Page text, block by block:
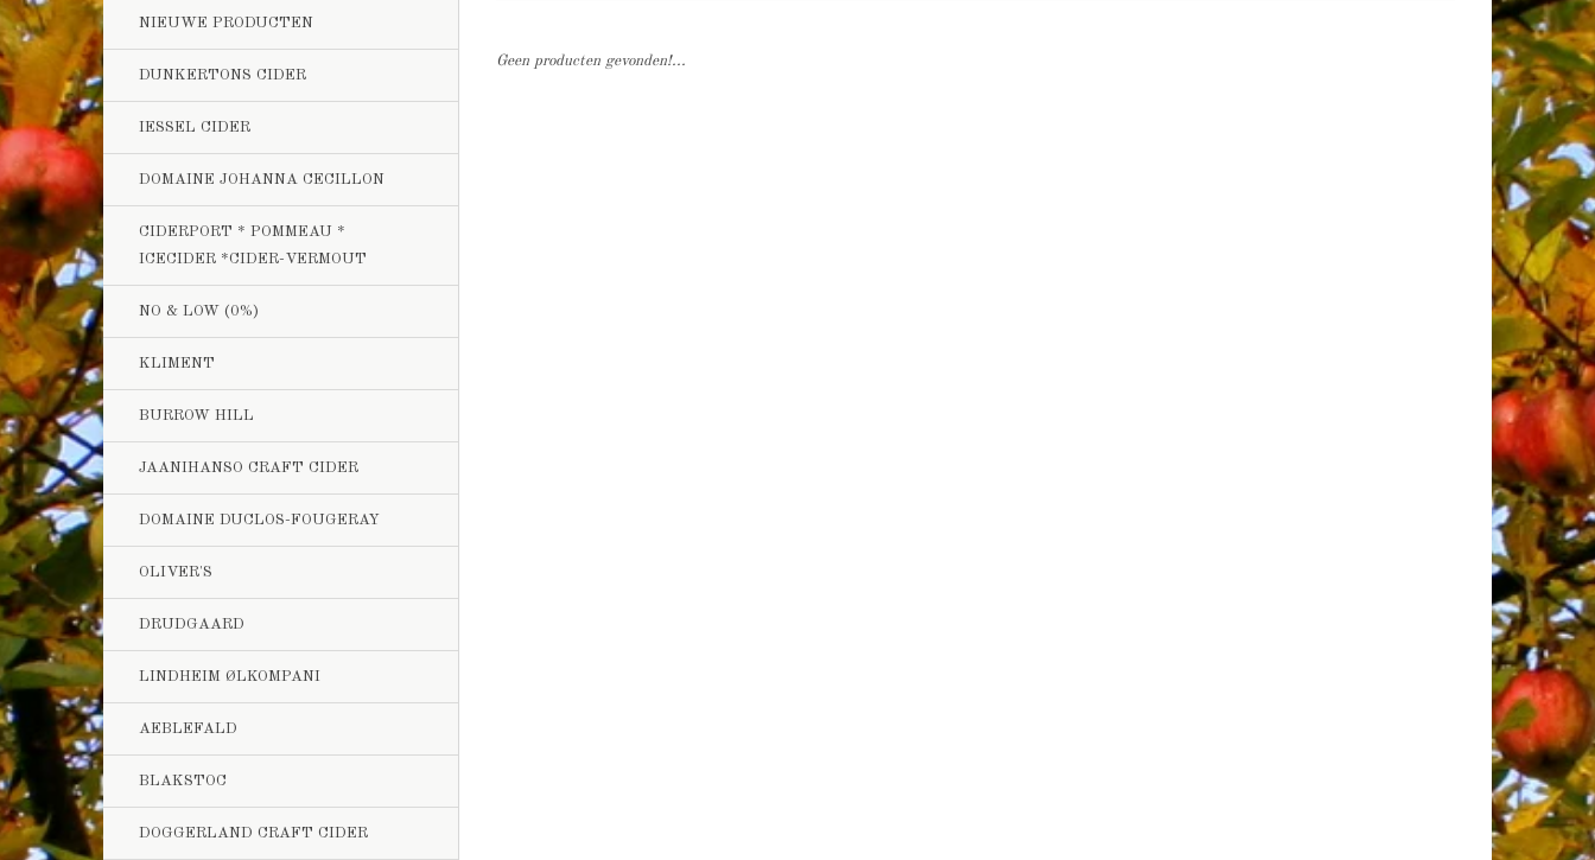
NIEUWE PRODUCTEN
DUNKERTONS CIDER
IESSEL CIDER
DOMAINE JOHANNA CECILLON
CIDERPORT * POMMEAU *
ICECIDER *CIDER-VERMOUT
NO & LOW (0%)
KLIMENT
BURROW HILL
JAANIHANSO CRAFT CIDER
DOMAINE DUCLOS-FOUGERAY
OLIVER'S
DRUDGAARD
LINDHEIM ØLKOMPANI
AEBLEFALD
BLAKSTOC
DOGGERLAND CRAFT CIDER
Geen producten gevonden!...